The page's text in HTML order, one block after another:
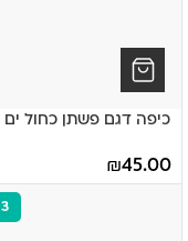
כיפה דגם פשתן כחול ים
45.00
₪
3 ב-110